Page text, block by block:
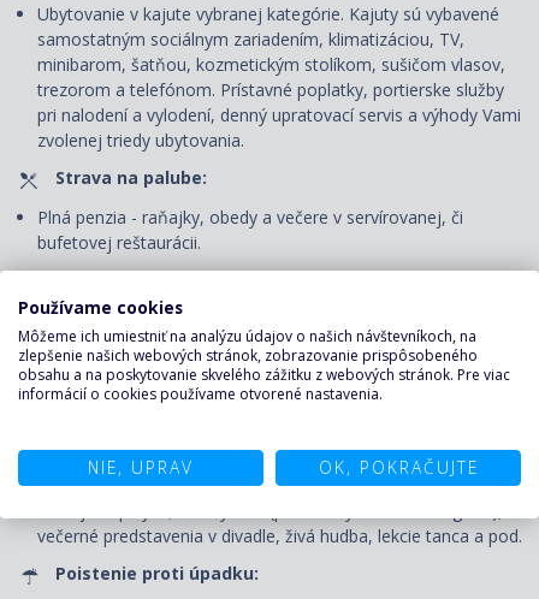
Ubytovanie v kajute vybranej kategórie. Kajuty sú vybavené
samostatným sociálnym zariadením, klimatizáciou, TV,
minibarom, šatňou, kozmetickým stolíkom, sušičom vlasov,
trezorom a telefónom. Prístavné poplatky, portierske služby
pri nalodení a vylodení, denný upratovací servis a výhody Vami
zvolenej triedy ubytovania.
Strava na palube:
Plná penzia - raňajky, obedy a večere v servírovanej, či
bufetovej reštaurácii.
raňajkám a poobednému občerstveniu. K obedu a večeri iba
voda.
Zábava na palube:
Voľné využitie verejných priestorov, ako užívanie bazénu,
bezplatné zapožičanie plážových osušiek, účasť na všetkých
akciách usporiadaných na palube – animačné programy pre
večerné predstavenia v divadle, živá hudba, lekcie tanca a pod.
Poistenie proti úpadku:
Používame cookies
Môžeme ich umiestniť na analýzu údajov o našich návštevníkoch, na
zlepšenie našich webových stránok, zobrazovanie prispôsobeného
obsahu a na poskytovanie skvelého zážitku z webových stránok. Pre viac
informácií o cookies používame otvorené nastavenia.
NIE, UPRAV OK, POKRAČUJTE